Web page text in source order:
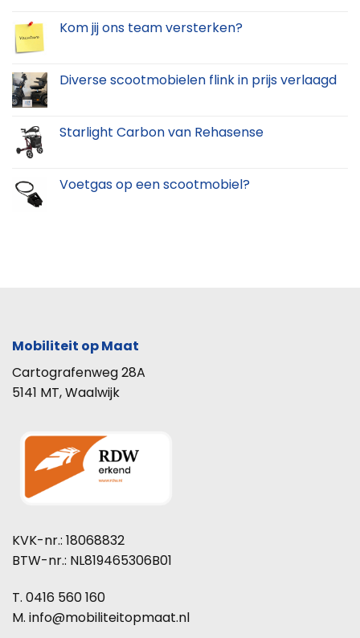
Kom jij ons team versterken?
Diverse scootmobielen flink in prijs verlaagd
Starlight Carbon van Rehasense
Voetgas op een scootmobiel?
Mobiliteit op Maat
Cartografenweg 28A
5141 MT, Waalwijk
KVK-nr.: 18068832
BTW-nr.: NL819465306B01
T. 0416 560 160
M. info@mobiliteitopmaat.nl